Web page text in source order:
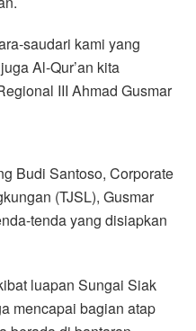
saudari kami yang
Al-Qur’an kita
III Ahmad Gusmar
Budi Santoso, Corporate
(TJSL), Gusmar
tenda yang disiapkan
luapan Sungai Siak
mencapai bagian atap